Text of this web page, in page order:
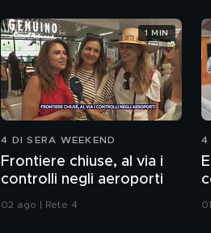
4 DI SERA WEEKEND
Frontiere chiuse, al via i
controlli negli aeroporti
02 ago | Rete 4
1 MIN
4